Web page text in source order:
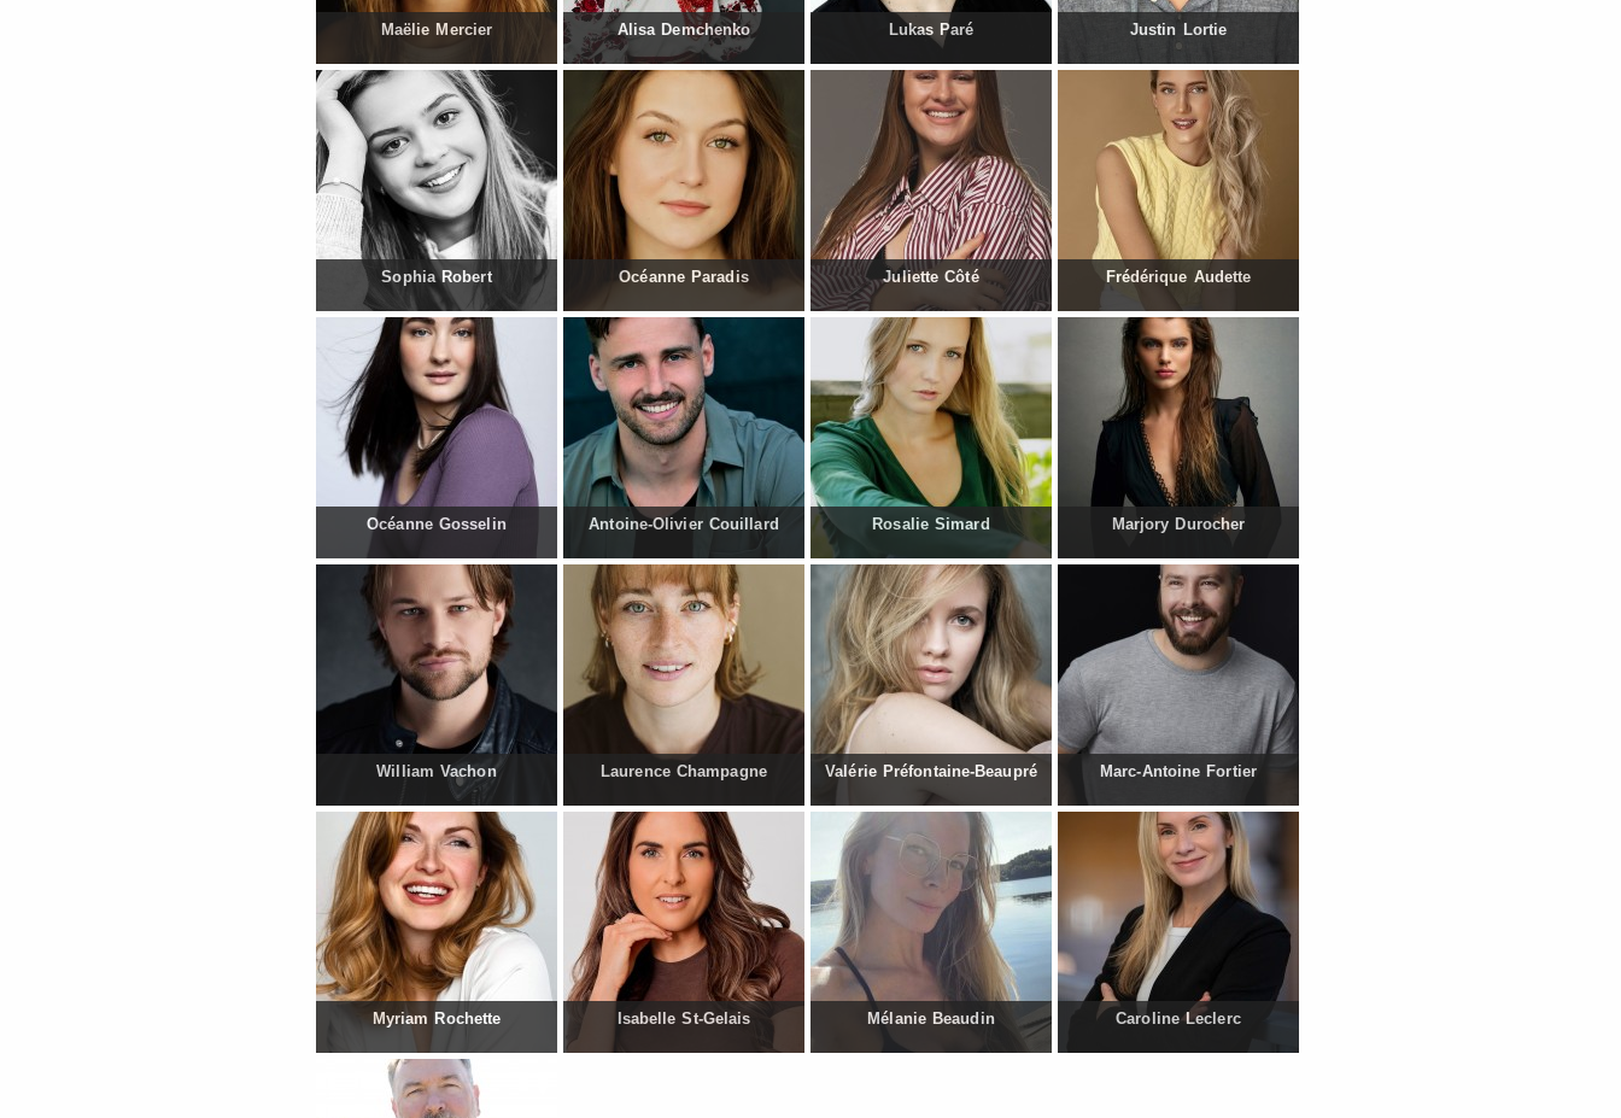
Maëlie Mercier Alisa Demchenko Lukas Paré Justin Lortie
Sophia Robert Océanne Paradis Juliette Côté Frédérique Audette
Océanne Gosselin Antoine-Olivier Couillard Rosalie Simard Marjory Durocher
William Vachon Laurence Champagne Valérie Préfontaine-Beaupré Marc-Antoine Fortier
Myriam Rochette Isabelle St-Gelais Mélanie Beaudin Caroline Leclerc